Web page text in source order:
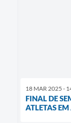
18 MAR 2025 -
FINAL DE
ATLETAS